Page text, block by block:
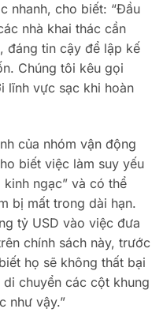
nhanh, cho biết: “Đầu
nhà khai thác cần
đáng tin cậy để lập kế
Chúng tôi kêu gọi
lĩnh vực sạc khi hoàn
của nhóm vận động
biết việc làm suy yếu
ngạc” và có thể
bị mất trong dài hạn.
tỷ USD vào việc đưa
chính sách này, trước
họ sẽ không thất bại
chuyển các cột khung
như vậy.”